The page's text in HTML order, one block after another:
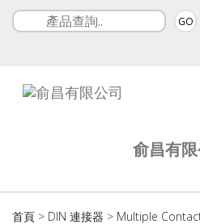
GO
俞昌有
首頁 > DIN 連接器 > Multiple